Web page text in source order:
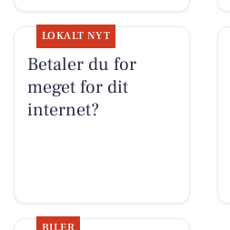
LOKALT NYT
Betaler du for
meget for dit
internet?